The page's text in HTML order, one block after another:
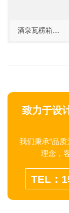
酒泉瓦楞箱住人集装箱
致力于设
我们秉承“品
理念，
TEL：